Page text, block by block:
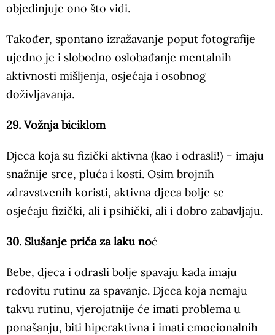
objedinjuje ono što vidi.
Također, spontano izražavanje poput fotografije
ujedno je i slobodno oslobađanje mentalnih
aktivnosti mišljenja, osjećaja i osobnog
doživljavanja.
29. Vožnja biciklom
Djeca koja su fizički aktivna (kao i odrasli!) – imaju
snažnije srce, pluća i kosti. Osim brojnih
zdravstvenih koristi, aktivna djeca bolje se
osjećaju fizički, ali i psihički, ali i dobro zabavljaju.
30. Slušanje priča za laku noć
Bebe, djeca i odrasli bolje spavaju kada imaju
redovitu rutinu za spavanje. Djeca koja nemaju
takvu rutinu, vjerojatnije će imati problema u
ponašanju, biti hiperaktivna i imati emocionalnih